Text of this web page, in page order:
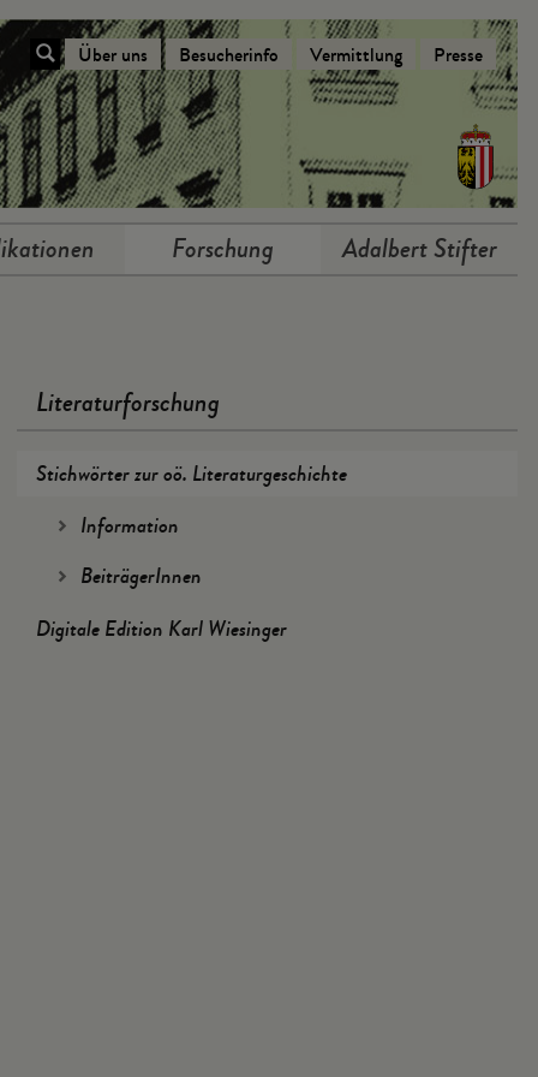
Navigation Über das Stifterhaus
Über uns Besucherinfo Vermittlung Presse
Forschung Adalbert Stifter
Literaturforschung
Stichwörter zur oö. Literaturgeschichte
Information
BeiträgerInnen
Digitale Edition Karl Wiesinger